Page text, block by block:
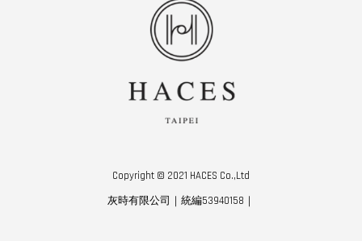
Copyright © 2021 HACES Co.,Ltd
灰時有限公司｜統編53940158｜